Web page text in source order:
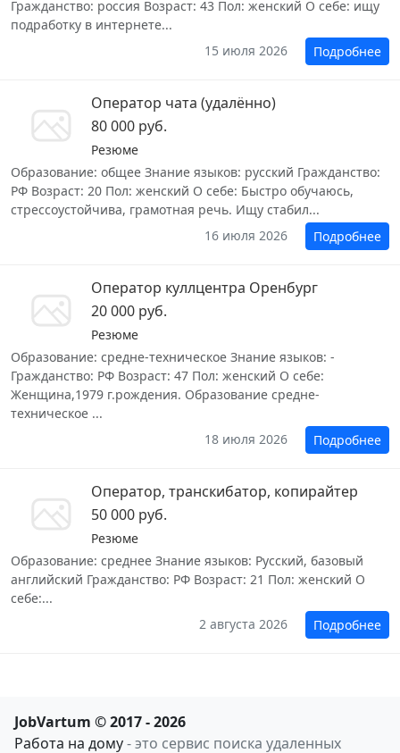
Гражданство: россия Возраст: 43 Пол: женский О себе: ищу
подработку в интернете...
15 июля 2026
Подробнее
Оператор чата (удалённо)
80 000 руб.
Резюме
Образование: общее Знание языков: русский Гражданство:
РФ Возраст: 20 Пол: женский О себе: Быстро обучаюсь,
стрессоустойчива, грамотная речь. Ищу стабил...
16 июля 2026
Подробнее
Оператор куллцентра Оренбург
20 000 руб.
Резюме
Образование: средне-техническое Знание языков: -
Гражданство: РФ Возраст: 47 Пол: женский О себе:
Женщина,1979 г.рождения. Образование средне-
техническое ...
18 июля 2026
Подробнее
Оператор, транскибатор, копирайтер
50 000 руб.
Резюме
Образование: среднее Знание языков: Русский, базовый
английский Гражданство: РФ Возраст: 21 Пол: женский О
себе:...
2 августа 2026
Подробнее
JobVartum © 2017 - 2026
Работа на дому- это сервис поиска удаленных